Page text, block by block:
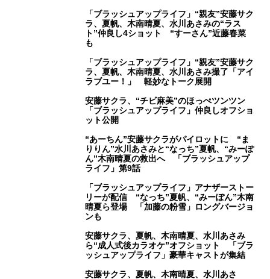
「ブラッシュアップライフ」“親友”安藤サク
ラ、夏帆、木南晴夏、水川あさみの“ラス
ト”仲良し4ショット “すーさん”近藤春菜
も
「ブラッシュアップライフ」“親友”安藤サク
ラ、夏帆、木南晴夏、水川あさみ撮了「アイ
ラブユー！」 軽妙なトーク展開
安藤サクラ、“チビ麻美”のほっぺツンツン
「ブラッシュアップライフ」仲良しオフショ
ット公開
“あーちん”安藤サクラがパイロットに “ま
りりん”水川あさみと“なっち”夏帆、“みーぽ
ん”木南晴夏の救出へ 「ブラッシュアップ
ライフ」第9話
「ブラッシュアップライフ」アナザーストー
リーが配信 “なっち”夏帆、“みーぽん”木南
晴夏ら登場 「加藤の粉雪」ロングバージョ
ンも
安藤サクラ、夏帆、木南晴夏、水川あさみ
ら“成人式後カラオケ”オフショット 「ブラ
ッシュアップライフ」豪華キャストが集結
安藤サクラ、夏帆、木南晴夏、水川あさ